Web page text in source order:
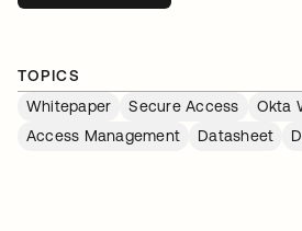
TOPICS
Whitepaper
Secure Access
Okta
Access Management
Datasheet